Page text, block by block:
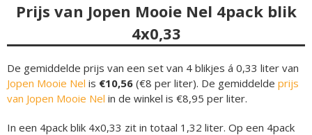
Prijs van Jopen Mooie Nel 4pack blik
4x0,33
De gemiddelde prijs van een set van 4 blikjes á 0,33 liter van
Jopen Mooie Nel is €10,56 (€8 per liter). De gemiddelde prijs
van Jopen Mooie Nel in de winkel is €8,95 per liter.
In een 4pack blik 4x0,33 zit in totaal 1,32 liter. Op een 4pack